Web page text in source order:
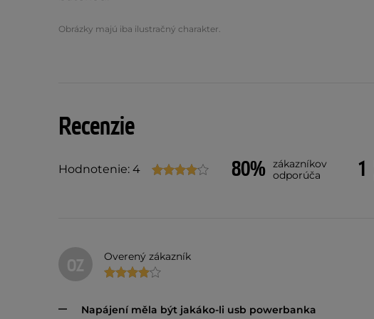
Obrázky majú iba ilustračný charakter.
Recenzie
Hodnotenie: 4 80% zákazníkov
odporúča
1
OZ Overený zákazník
Napájení měla být jakáko-li usb powerbanka